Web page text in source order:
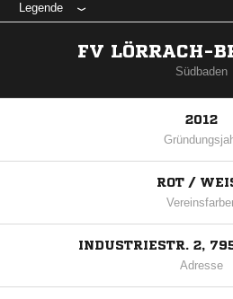
Legende
FV LÖRRACH-
Südbaden
2012
ROT /
INDUSTRIESTR. 2,
Adresse